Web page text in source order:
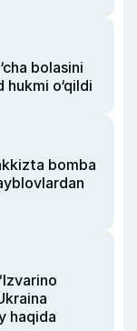
bolasini
o‘qildi
bomba
haqida